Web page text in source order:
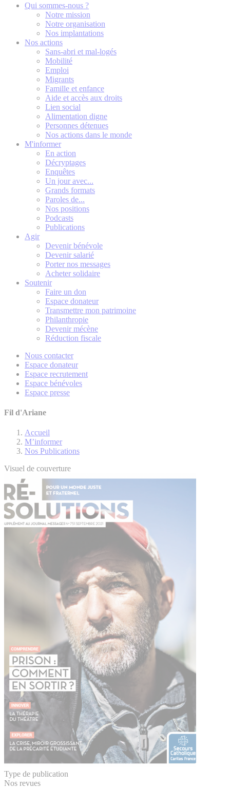
Qui sommes-nous ?
Notre mission
Notre organisation
Nos implantations
Nos actions
Sans-abri et mal-logés
Mobilité
Emploi
Migrants
Famille et enfance
Aide et accès aux droits
Lien social
Alimentation digne
Personnes détenues
Nos actions dans le monde
M'informer
En action
Décryptages
Enquêtes
Un jour avec...
Grands formats
Paroles de...
Nos positions
Podcasts
Publications
Agir
Devenir bénévole
Devenir salarié
Porter nos messages
Acheter solidaire
Soutenir
Faire un don
Espace donateur
Transmettre mon patrimoine
Philanthropie
Devenir mécène
Réduction fiscale
Nous contacter
Espace donateur
Espace recrutement
Espace bénévoles
Espace presse
Fil d'Ariane
Accueil
M’informer
Nos Publications
Visuel de couverture
Type de publication
Nos revues